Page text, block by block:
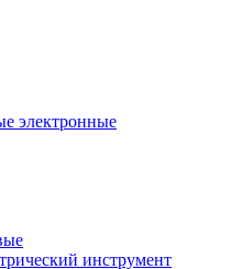
электронные